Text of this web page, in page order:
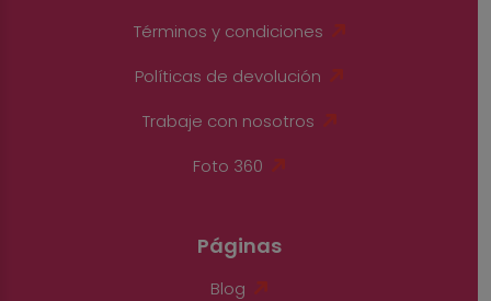
Términos y condiciones
Políticas de devolución
Trabaje con nosotros
Foto 360
Páginas
Blog